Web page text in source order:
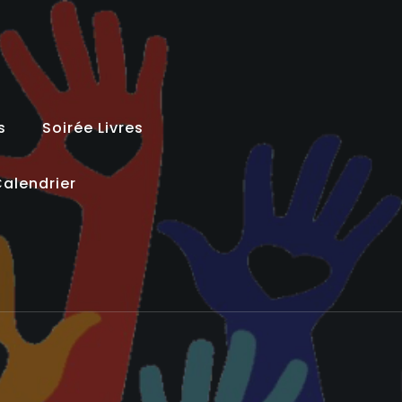
Soirée Livres